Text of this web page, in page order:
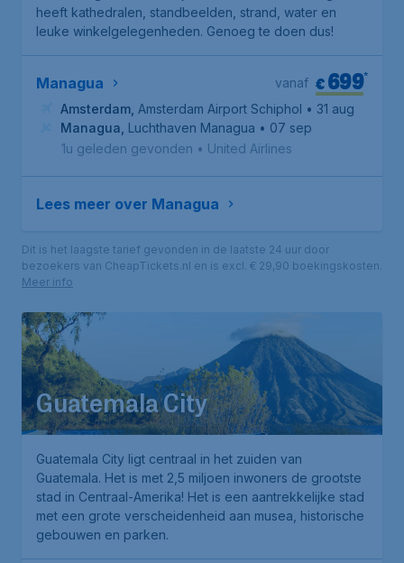
heeft kathedralen, standbeelden, strand, water en
leuke winkelgelegenheden. Genoeg te doen dus!
Managua €699*
vanaf
Amsterdam Amsterdam Airport Schiphol • 31 aug
Managua Luchthaven Managua • 07 sep
1u geleden gevonden • United Airlines
Lees meer over Managua
Dit is het laagste tarief gevonden in de laatste 24 uur door
bezoekers van CheapTickets.nl en is excl. € 29,90 boekingskosten.
Meer info
Guatemala City
Guatemala City ligt centraal in het zuiden van
Guatemala. Het is met 2,5 miljoen inwoners de grootste
stad in Centraal-Amerika! Het is een aantrekkelijke stad
met een grote verscheidenheid aan musea, historische
gebouwen en parken.